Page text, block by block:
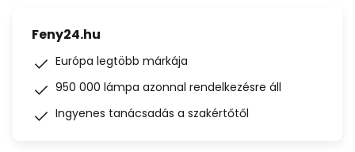
Feny24.hu
Európa legtöbb márkája
950 000 lámpa azonnal rendelkezésre áll
Ingyenes tanácsadás a szakértőtől